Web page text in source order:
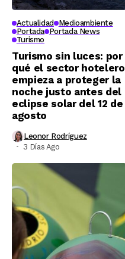
Actualidad Medioambiente
Portada Portada News
Turismo
Turismo sin luces: por
qué el sector hotelero
empieza a proteger la
noche justo antes del
eclipse solar del 12 de
agosto
Leonor Rodríguez
3 Días Ago